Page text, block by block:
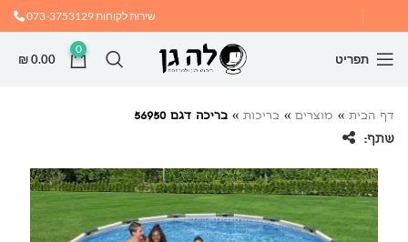
שירות לקוחות073-3753129
תפריט
0
₪0.00
דף הבית » מוצרים » בריכות » בריכה דגם 56950
שתף: